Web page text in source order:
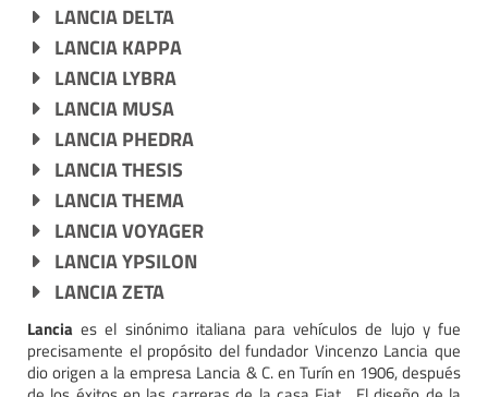
LANCIA DELTA
LANCIA KAPPA
LANCIA LYBRA
LANCIA MUSA
LANCIA PHEDRA
LANCIA THESIS
LANCIA THEMA
LANCIA VOYAGER
LANCIA YPSILON
LANCIA ZETA
Lancia es el sinónimo italiana para vehículos de lujo y fue
precisamente el propósito del fundador Vincenzo Lancia que
dio origen a la empresa Lancia & C. en Turín en 1906, después